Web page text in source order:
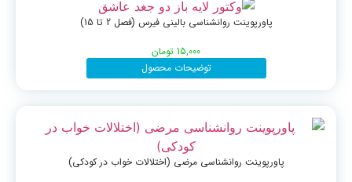
پاورپوینت روانشناسی بالینی فیرس (فصل 2 تا 15)
15,000 تومان
توضیحات محصول
پاورپوینت روانشناسی مرضی (اختلالات خواب در کودکی)